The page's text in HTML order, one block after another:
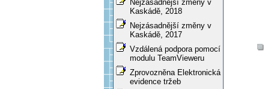
Nejzásadnější změny v
Kaskádě, 2018
Nejzásadnější změny v
Kaskádě, 2017
Vzdálená podpora pomocí
modulu TeamVieweru
Zprovozněna Elektronická
evidence tržeb